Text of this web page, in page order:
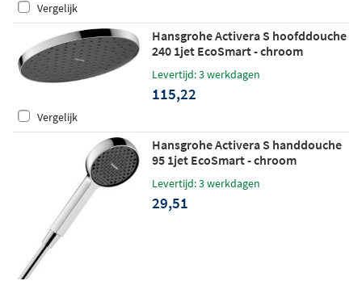
Vergelijk
Hansgrohe Activera S hoofddouche
240 1jet EcoSmart - chroom
Levertijd: 3 werkdagen
115,22
Vergelijk
Hansgrohe Activera S handdouche
95 1jet EcoSmart - chroom
Levertijd: 3 werkdagen
29,51